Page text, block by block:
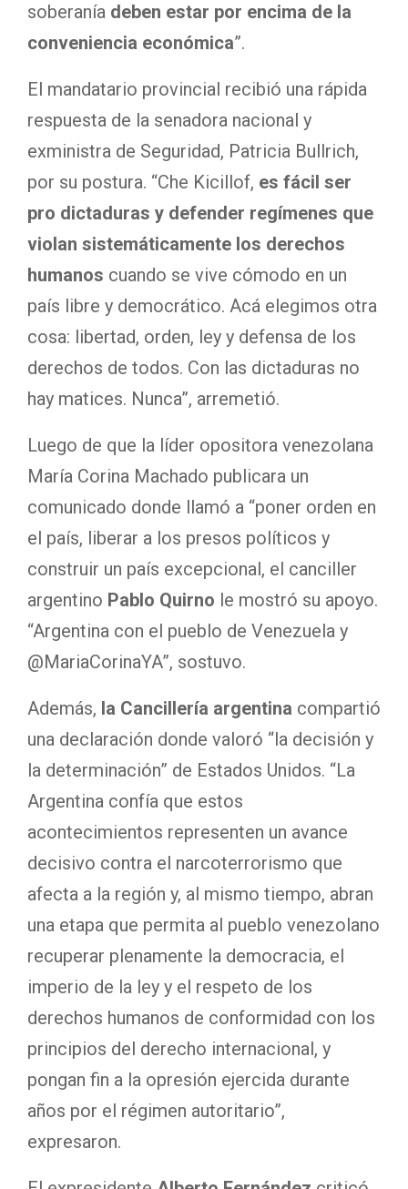
soberanía deben estar por encima de la
conveniencia económica”.
El mandatario provincial recibió una rápida
respuesta de la senadora nacional y
exministra de Seguridad, Patricia Bullrich,
por su postura. “Che Kicillof, es fácil ser
pro dictaduras y defender regímenes que
violan sistemáticamente los derechos
humanos cuando se vive cómodo en un
país libre y democrático. Acá elegimos otra
cosa: libertad, orden, ley y defensa de los
derechos de todos. Con las dictaduras no
hay matices. Nunca”, arremetió.
Luego de que la líder opositora venezolana
María Corina Machado publicara un
comunicado donde llamó a “poner orden en
el país, liberar a los presos políticos y
construir un país excepcional, el canciller
argentino Pablo Quirno le mostró su apoyo.
“Argentina con el pueblo de Venezuela y
@MariaCorinaYA”, sostuvo.
Además, la Cancillería argentina compartió
una declaración donde valoró “la decisión y
la determinación” de Estados Unidos. “La
Argentina confía que estos
acontecimientos representen un avance
decisivo contra el narcoterrorismo que
afecta a la región y, al mismo tiempo, abran
una etapa que permita al pueblo venezolano
recuperar plenamente la democracia, el
imperio de la ley y el respeto de los
derechos humanos de conformidad con los
principios del derecho internacional, y
pongan fin a la opresión ejercida durante
años por el régimen autoritario”,
expresaron.